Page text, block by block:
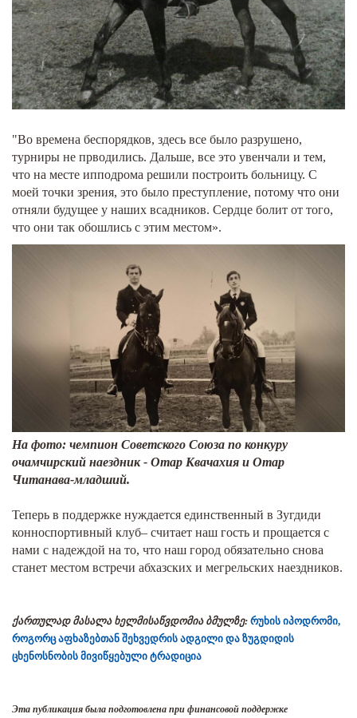
"Во времена беспорядков, здесь все было разрушено,
турниры не прводились. Дальше, все это увенчали и тем,
что на месте ипподрома решили построить больницу. С
моей точки зрения, это было преступление, потому что они
отняли будущее у наших всадников. Сердце болит от того,
что они так обошлись с этим местом».
На фото: чемпион Советского Союза по конкуру
очамчирский наездник - Отар Квачахия и Отар
Читанава-младший.
Теперь в поддержке нуждается единственный в Зугдиди
конноспортивный клуб– считает наш гость и прощается с
нами с надеждой на то, что наш город обязательно снова
станет местом встречи абхазских и мегрельских наездников.
ქართულად მასალა ხელმისაწვდომია ბმულზე: რუხის იპოდრომი,
როგორც აფხაზებთან შეხვედრის ადგილი და ზუგდიდის
ცხენოსნობის მივიწყებული ტრადიცია
Эта публикация была подготовлена при финансовой поддержке